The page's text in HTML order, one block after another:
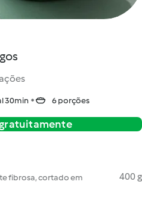
30min 6 porções
fibrosa, cortado em
400 g